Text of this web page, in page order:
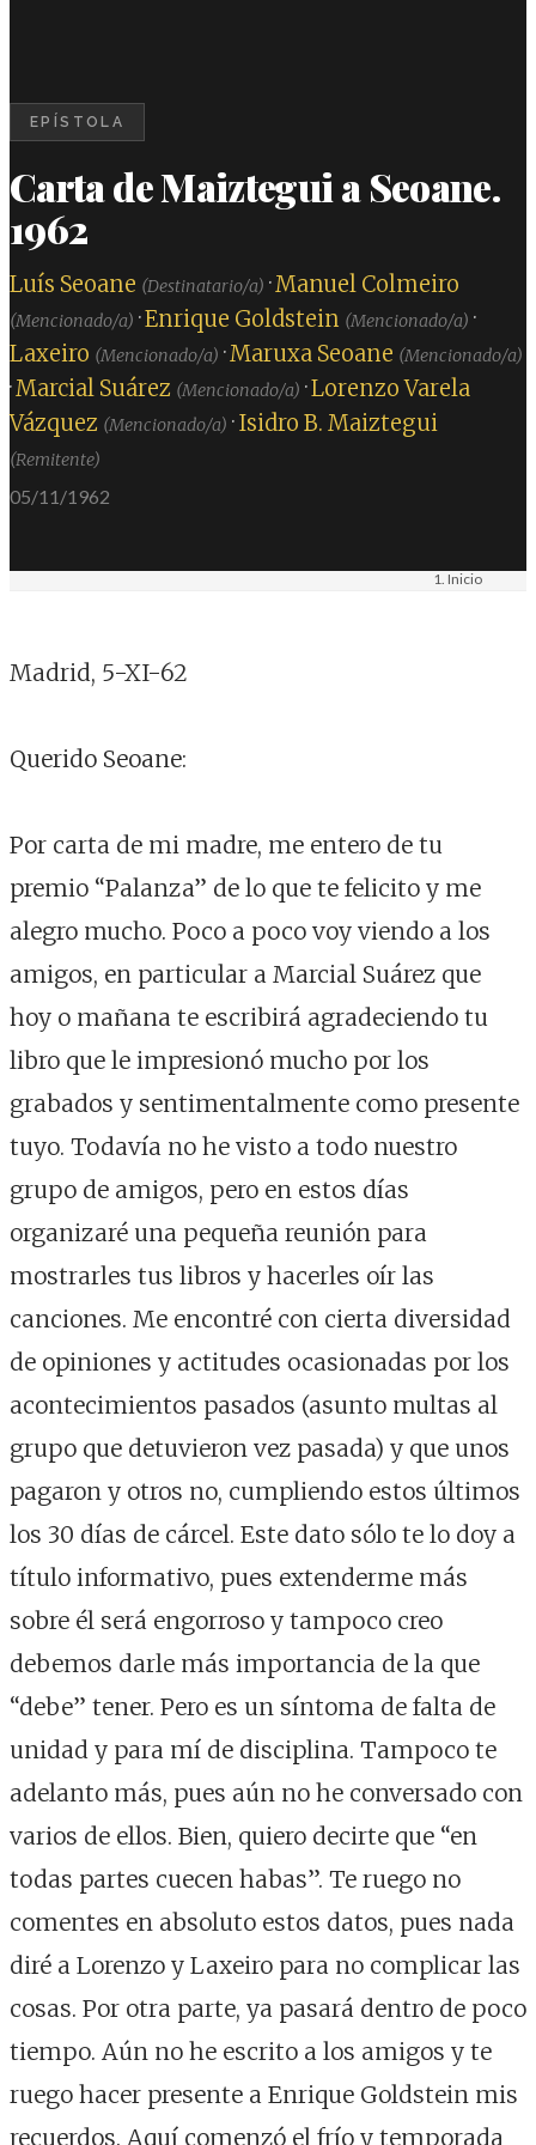
EPÍSTOLA
Carta de Maiztegui a Seoane.
1962
Luís Seoane (Destinatario/a) ·Manuel Colmeiro
(Mencionado/a) ·Enrique Goldstein (Mencionado/a) ·
Laxeiro (Mencionado/a) ·Maruxa Seoane (Mencionado/a)
·Marcial Suárez (Mencionado/a) ·Lorenzo Varela
Vázquez (Mencionado/a) ·Isidro B. Maiztegui
(Remitente)
05/11/1962
Inicio
Madrid, 5-XI-62
Querido Seoane:
Por carta de mi madre, me entero de tu
premio “Palanza” de lo que te felicito y me
alegro mucho. Poco a poco voy viendo a los
amigos, en particular a Marcial Suárez que
hoy o mañana te escribirá agradeciendo tu
libro que le impresionó mucho por los
grabados y sentimentalmente como presente
tuyo. Todavía no he visto a todo nuestro
grupo de amigos, pero en estos días
organizaré una pequeña reunión para
mostrarles tus libros y hacerles oír las
canciones. Me encontré con cierta diversidad
de opiniones y actitudes ocasionadas por los
acontecimientos pasados (asunto multas al
grupo que detuvieron vez pasada) y que unos
pagaron y otros no, cumpliendo estos últimos
los 30 días de cárcel. Este dato sólo te lo doy a
título informativo, pues extenderme más
sobre él será engorroso y tampoco creo
debemos darle más importancia de la que
“debe” tener. Pero es un síntoma de falta de
unidad y para mí de disciplina. Tampoco te
adelanto más, pues aún no he conversado con
varios de ellos. Bien, quiero decirte que “en
todas partes cuecen habas”. Te ruego no
comentes en absoluto estos datos, pues nada
diré a Lorenzo y Laxeiro para no complicar las
cosas. Por otra parte, ya pasará dentro de poco
tiempo. Aún no he escrito a los amigos y te
ruego hacer presente a Enrique Goldstein mis
recuerdos. Aquí comenzó el frío y temporada